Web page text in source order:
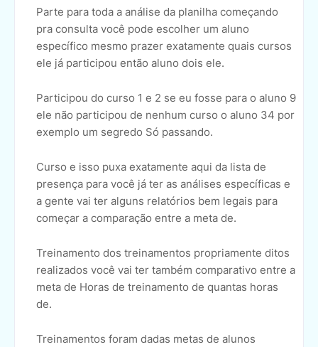
Parte para toda a análise da planilha começando
pra consulta você pode escolher um aluno
específico mesmo prazer exatamente quais cursos
ele já participou então aluno dois ele.
Participou do curso 1 e 2 se eu fosse para o aluno 9
ele não participou de nenhum curso o aluno 34 por
exemplo um segredo Só passando.
Curso e isso puxa exatamente aqui da lista de
presença para você já ter as análises específicas e
a gente vai ter alguns relatórios bem legais para
começar a comparação entre a meta de.
Treinamento dos treinamentos propriamente ditos
realizados você vai ter também comparativo entre a
meta de Horas de treinamento de quantas horas
de.
Treinamentos foram dadas metas de alunos